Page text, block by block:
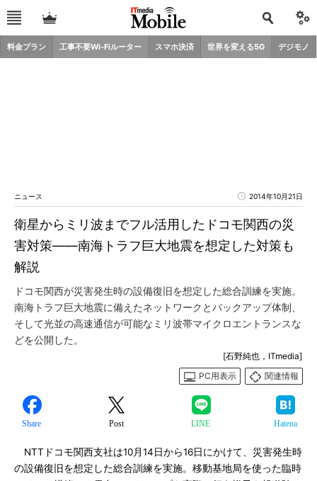
料金プラン 工事不要Wi-Fiルーター スマホ決済 世界を変える5G デジモノ
ニュース 2014年10月21日
衛星からミリ波までフル活用したドコモ関西の災
害対策――南海トラフ巨大地震を想定した対策も
解説
ドコモ関西が災害発生時の設備復旧を想定した総合訓練を実施。
南海トラフ巨大地震に備えたネットワークとバックアップ体制、
そして光並の高速通信が可能なミリ波帯マイクロエントランスな
どを公開した。
[石野純也，ITmedia]
PC用表示
関連情報
Share Post LINE Hatena
NTTドコモ関西支社は10月14日から16日にかけて、災害発生時
の設備復旧を想定した総合訓練を実施。移動基地局を使った臨時